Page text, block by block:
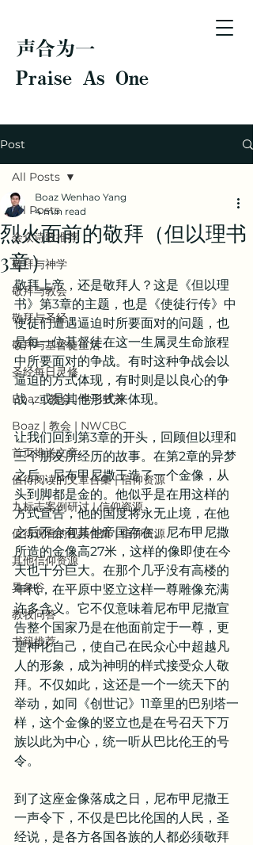
声合为一
Praise As One
Post
All Posts
会众诗歌推荐
敬拜与神学
敬拜与教会
敬拜与圣经
敬拜与基督徒生活
圣经每日灵修
Boaz | 教会 | 学习牧养
Boaz | 教会 | NWCBC
首页推送文章
值得阅读的文章合集 | 信仰资源
九标志案例研讨 | 信仰资源
值得观看的视频合集 | 信仰资源
其他信仰资源
异象谷
教牧问答
书籍推荐
All Posts
烈火面前的敬拜（但以理书
3章）
Boaz Wenhao Yang
4 min read
敬拜上帝，还是敬拜人？这是《但以理
书》第3章的主题，也是《使徒行传》中
使徒们遭遇逼迫时所要面对的问题，也
是每一位基督徒在这一生属灵生命旅程
中所要面对的争战。有时这种争战会以
逼迫的方式体现，有时则是以良心的争
战，或是其他形式来体现。
让我们回到第3章的开头，回顾但以理和
三个朋友所经历的故事。在第2章的异梦
之后，尼布甲尼撒王造了一个金像，从
头到脚都是金的。他似乎是在用这样的
方式宣告，他的国度将永无止境，在他
之后不会有其他帝国存在。尼布甲尼撒
所造的金像高27米，这样的像即使在今
天也十分巨大。在那个几乎没有高楼的
年代，在平原中竖立这样一尊雕像充满
许多含义。它不仅意味着尼布甲尼撒宣
告整个国家乃是在他面前定于一尊，更
是神化自己，使自己在民众心中超越凡
人的形象，成为神明的样式接受众人敬
拜。不仅如此，这还是一个一统天下的
举动，如同《创世记》11章里的巴别塔一
样，这个金像的竖立也是在号召天下万
族以此为中心，统一听从巴比伦王的号
令。
到了这座金像落成之日，尼布甲尼撒王
一声令下，不仅是巴比伦国的人民，圣
经说，是各方各国各族的人都必须敬拜